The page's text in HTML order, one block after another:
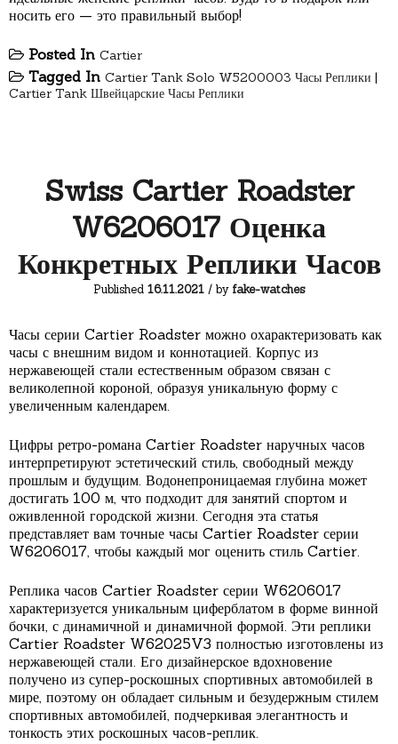
носить его — это правильный выбор!
Posted In Cartier
Tagged In Cartier Tank Solo W5200003 Часы Реплики |
Cartier Tank Швейцарские Часы Реплики
Swiss Cartier Roadster
W6206017 Оценка
Конкретных Реплики Часов
Published 16.11.2021 / by fake-watches
Часы серии Cartier Roadster можно охарактеризовать как
часы с внешним видом и коннотацией. Корпус из
нержавеющей стали естественным образом связан с
великолепной короной, образуя уникальную форму с
увеличенным календарем.
Цифры ретро-романа Cartier Roadster наручных часов
интерпретируют эстетический стиль, свободный между
прошлым и будущим. Водонепроницаемая глубина может
достигать 100 м, что подходит для занятий спортом и
оживленной городской жизни. Сегодня эта статья
представляет вам точные часы Cartier Roadster серии
W6206017, чтобы каждый мог оценить стиль Cartier.
Реплика часов Cartier Roadster серии W6206017
характеризуется уникальным циферблатом в форме винной
бочки, с динамичной и динамичной формой. Эти реплики
Cartier Roadster W62025V3 полностью изготовлены из
нержавеющей стали. Его дизайнерское вдохновение
получено из супер-роскошных спортивных автомобилей в
мире, поэтому он обладает сильным и безудержным стилем
спортивных автомобилей, подчеркивая элегантность и
тонкость этих роскошных часов-реплик.